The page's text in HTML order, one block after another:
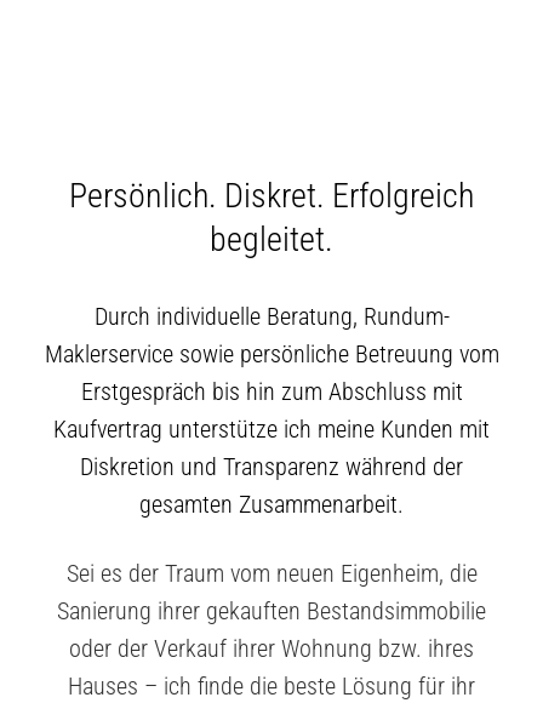
Persönlich. Diskret. Erfolgreich
begleitet.
Durch individuelle Beratung, Rundum-
Maklerservice sowie persönliche Betreuung vom
Erstgespräch bis hin zum Abschluss mit
Kaufvertrag unterstütze ich meine Kunden mit
Diskretion und Transparenz während der
gesamten Zusammenarbeit.
Sei es der Traum vom neuen Eigenheim, die
Sanierung ihrer gekauften Bestandsimmobilie
oder der Verkauf ihrer Wohnung bzw. ihres
Hauses – ich finde die beste Lösung für ihr